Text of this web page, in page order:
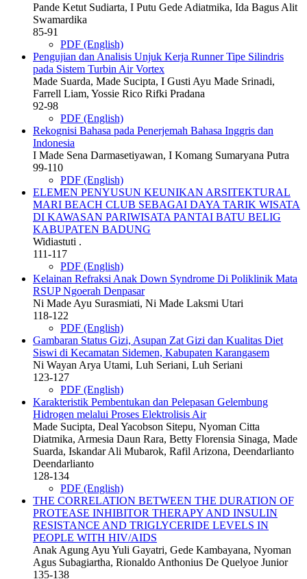
Pande Ketut Sudiarta, I Putu Gede Adiatmika, Ida Bagus Alit
Swamardika
85-91
PDF (English)
Pengujian dan Analisis Unjuk Kerja Runner Tipe Silindris
pada Sistem Turbin Air Vortex
Made Suarda, Made Sucipta, I Gusti Ayu Made Srinadi,
Farrell Liam, Yossie Rico Rifki Pradana
92-98
PDF (English)
Rekognisi Bahasa pada Penerjemah Bahasa Inggris dan
Indonesia
I Made Sena Darmasetiyawan, I Komang Sumaryana Putra
99-110
PDF (English)
ELEMEN PENYUSUN KEUNIKAN ARSITEKTURAL
MARI BEACH CLUB SEBAGAI DAYA TARIK WISATA
DI KAWASAN PARIWISATA PANTAI BATU BELIG
KABUPATEN BADUNG
Widiastuti .
111-117
PDF (English)
Kelainan Refraksi Anak Down Syndrome Di Poliklinik Mata
RSUP Ngoerah Denpasar
Ni Made Ayu Surasmiati, Ni Made Laksmi Utari
118-122
PDF (English)
Gambaran Status Gizi, Asupan Zat Gizi dan Kualitas Diet
Siswi di Kecamatan Sidemen, Kabupaten Karangasem
Ni Wayan Arya Utami, Luh Seriani, Luh Seriani
123-127
PDF (English)
Karakteristik Pembentukan dan Pelepasan Gelembung
Hidrogen melalui Proses Elektrolisis Air
Made Sucipta, Deal Yacobson Sitepu, Nyoman Citta
Diatmika, Armesia Daun Rara, Betty Florensia Sinaga, Made
Suarda, Iskandar Ali Mubarok, Rafil Arizona, Deendarlianto
Deendarlianto
128-134
PDF (English)
THE CORRELATION BETWEEN THE DURATION OF
PROTEASE INHIBITOR THERAPY AND INSULIN
RESISTANCE AND TRIGLYCERIDE LEVELS IN
PEOPLE WITH HIV/AIDS
Anak Agung Ayu Yuli Gayatri, Gede Kambayana, Nyoman
Agus Subagiartha, Rionaldo Anthonius De Quelyoe Junior
135-138